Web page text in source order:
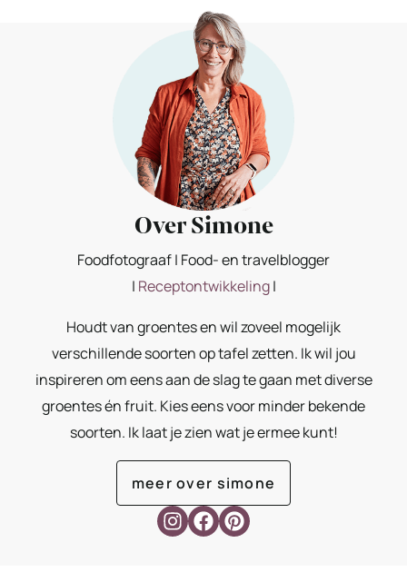
Over Simone
Foodfotograaf | Food- en travelblogger
| Receptontwikkeling|
Houdt van groentes en wil zoveel mogelijk
verschillende soorten op tafel zetten. Ik wil jou
inspireren om eens aan de slag te gaan met diverse
groentes én fruit. Kies eens voor minder bekende
soorten. Ik laat je zien wat je ermee kunt!
meer over simone